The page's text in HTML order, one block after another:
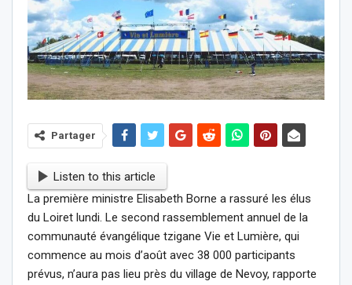
Partager
Listen to this article
La première ministre Elisabeth Borne a rassuré les élus
du Loiret lundi. Le second rassemblement annuel de la
communauté évangélique tzigane Vie et Lumière, qui
commence au mois d’août avec 38 000 participants
prévus, n’aura pas lieu près du village de Nevoy, rapporte